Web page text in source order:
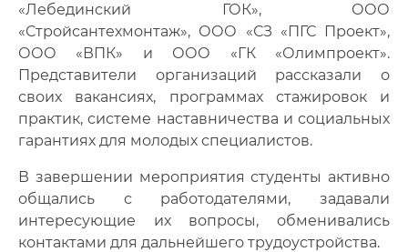
«Лебединский ГОК», ООО
«Стройсантехмонтаж», ООО «СЗ «ПГС Проект»,
ООО «ВПК» и ООО «ГК «Олимпроект».
Представители организаций рассказали о
своих вакансиях, программах стажировок и
практик, системе наставничества и социальных
гарантиях для молодых специалистов.
В завершении мероприятия студенты активно
общались с работодателями, задавали
интересующие их вопросы, обменивались
контактами для дальнейшего трудоустройства.